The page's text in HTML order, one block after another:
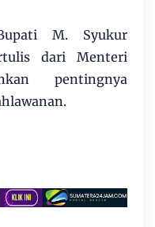
M. Syukur
dari Menteri
pentingnya